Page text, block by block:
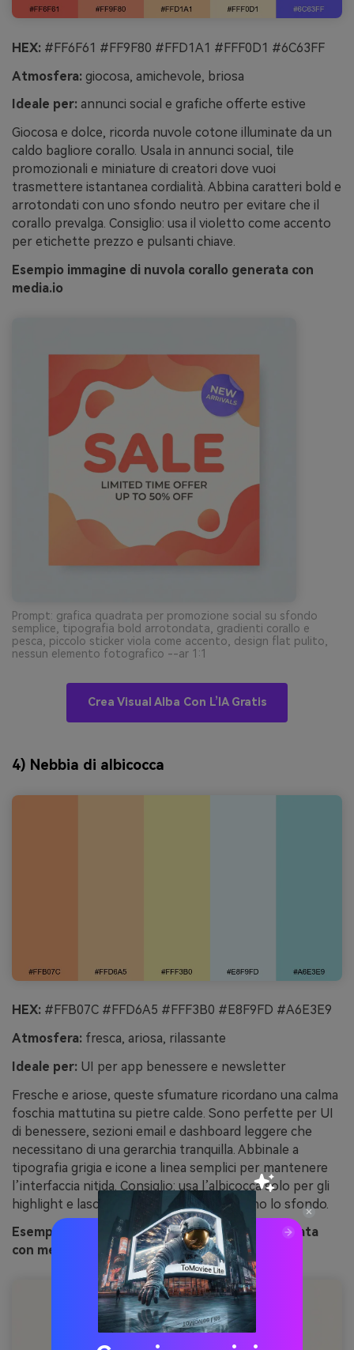
HEX: #FF6F61 #FF9F80 #FFD1A1 #FFF0D1 #6C63FF
Atmosfera: giocosa, amichevole, briosa
Ideale per: annunci social e grafiche offerte estive
Giocosa e dolce, ricorda nuvole cotone illuminate da un
caldo bagliore corallo. Usala in annunci social, tile
promozionali e miniature di creatori dove vuoi
trasmettere istantanea cordialità. Abbina caratteri bold e
arrotondati con uno sfondo neutro per evitare che il
corallo prevalga. Consiglio: usa il violetto come accento
per etichette prezzo e pulsanti chiave.
Esempio immagine di nuvola corallo generata con
media.io
Prompt: grafica quadrata per promozione social su sfondo
semplice, tipografia bold arrotondata, gradienti corallo e
pesca, piccolo sticker viola come accento, design flat pulito,
nessun elemento fotografico --ar 1:1
Crea Visual Alba Con L’IA Gratis
4) Nebbia di albicocca
HEX: #FFB07C #FFD6A5 #FFF3B0 #E8F9FD #A6E3E9
Atmosfera: fresca, ariosa, rilassante
Ideale per: UI per app benessere e newsletter
Fresche e ariose, queste sfumature ricordano una calma
foschia mattutina su pietre calde. Sono perfette per UI
di benessere, sezioni email e dashboard leggere che
necessitano di una gerarchia tranquilla. Abbinale a
tipografia grigia e icone a linea semplici per mantenere
l’interfaccia nitida. Consiglio: usa l’albicocca solo per gli
highlight e lascia che i verdi freddi riempiano lo sfondo.
Esempio immagine di nebbia di albicocca generata
con media.io